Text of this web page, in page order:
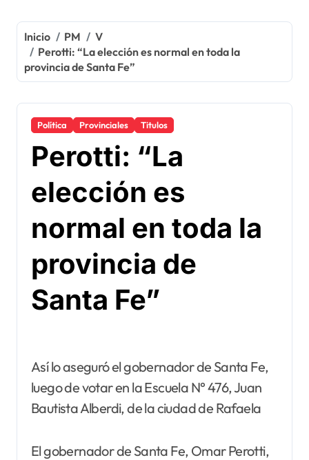
Inicio PM
V
Perotti: “La elección es normal en toda la
provincia de Santa Fe”
Política Provinciales Titulos
Perotti: “La
elección es
normal en toda la
provincia de
Santa Fe”
Así lo aseguró el gobernador de Santa Fe,
luego de votar en la Escuela N° 476, Juan
Bautista Alberdi, de la ciudad de Rafaela
El gobernador de Santa Fe, Omar Perotti,